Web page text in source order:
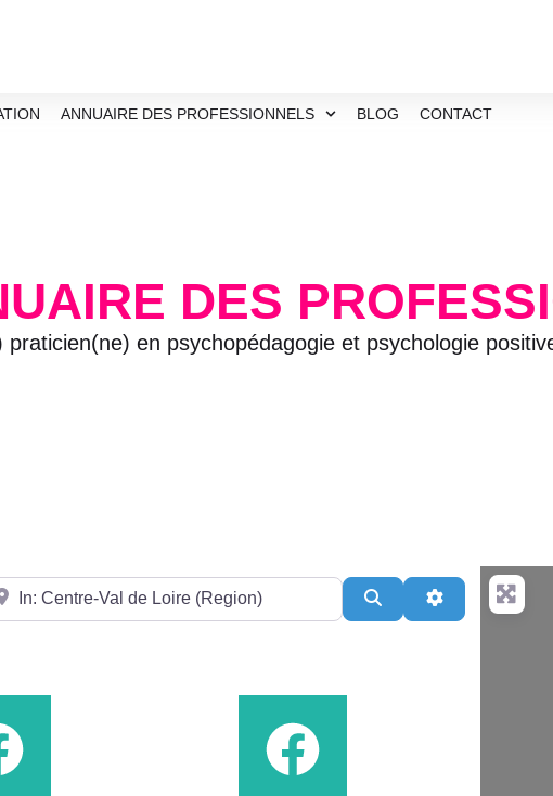
ANNUAIRE DES PROFESSIONNELS BLOG CONTACT
DES
praticien(ne) en psychopédagogie et psychologie
de
Search Advanced